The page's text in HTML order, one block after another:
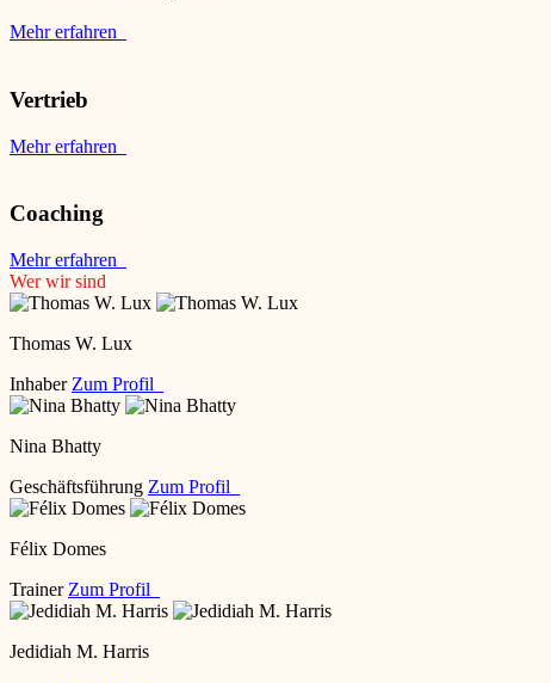
Mehr erfahren
Vertrieb
Mehr erfahren
Coaching
Mehr erfahren
Wer wir sind
Thomas W. Lux
Inhaber Zum Profil
Nina Bhatty
Geschäftsführung Zum Profil
Félix Domes
Trainer Zum Profil
Jedidiah M. Harris